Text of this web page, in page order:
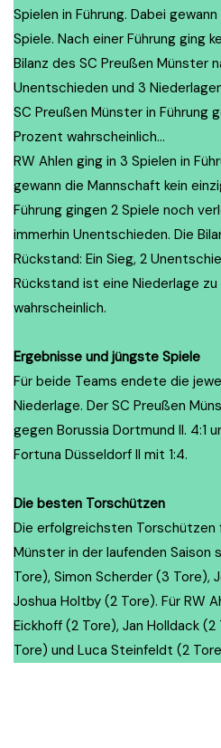
Spielen in Führung. Dabei
Spiele. Nach einer Führung ging
Bilanz des SC Preußen Münster
Unentschieden und 3
SC Preußen Münster in Führung
Prozent wahrscheinlich…
RW Ahlen ging in 3 Spielen in
gewann die Mannschaft kein
Führung gingen 2 Spiele noch
immerhin Unentschieden. Die
Rückstand: Ein Sieg, 2
Rückstand ist eine Niederlage
wahrscheinlich.
Ergebnisse und jüngste Spiele
Für beide Teams endete die
Niederlage. Der SC Preußen
gegen Borussia Dortmund II. 4:1
Fortuna Düsseldorf II mit 1:4.
Die besten Torschützen
Die erfolgreichsten Torschützen
Münster in der laufenden Saison
Tore), Simon Scherder (3 Tore),
Joshua Holtby (2 Tore). Für RW
Eickhoff (2 Tore), Jan Holldack
Tore) und Luca Steinfeldt (2